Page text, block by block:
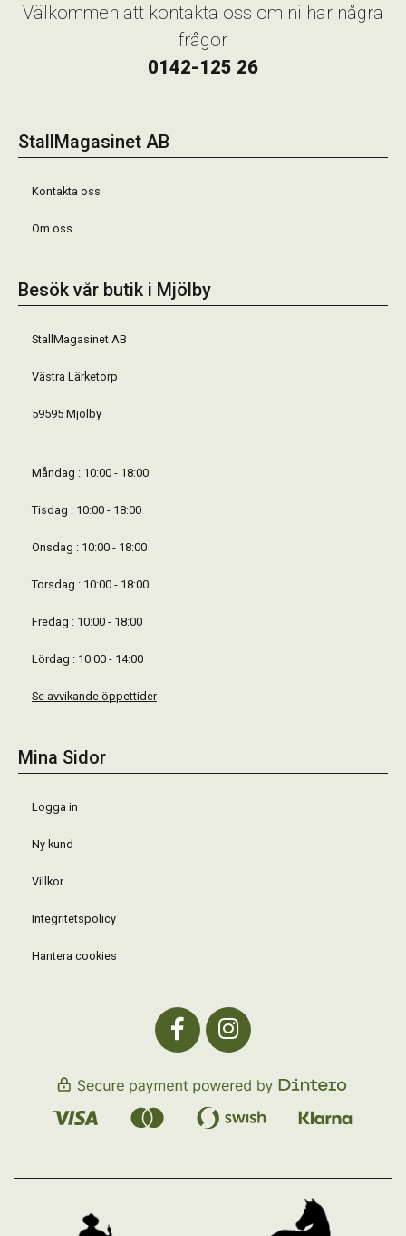
Välkommen att kontakta oss om ni har några
frågor
0142-125 26
StallMagasinet AB
Kontakta oss
Om oss
Besök vår butik i Mjölby
StallMagasinet AB
Västra Lärketorp
59595 Mjölby
Måndag : 10:00 - 18:00
Tisdag : 10:00 - 18:00
Onsdag : 10:00 - 18:00
Torsdag : 10:00 - 18:00
Fredag : 10:00 - 18:00
Lördag : 10:00 - 14:00
Se avvikande öppettider
Mina Sidor
Logga in
Ny kund
Villkor
Integritetspolicy
Hantera cookies